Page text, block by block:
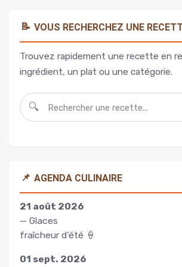
📝 VOUS RECHERCHEZ UNE
Trouvez rapidement une recette en
ingrédient, un plat ou une catégorie.
🔍
📌 AGENDA CULINAIRE
21 août 2026
— Glaces
fraîcheur d’été 🍦
01 sept. 2026